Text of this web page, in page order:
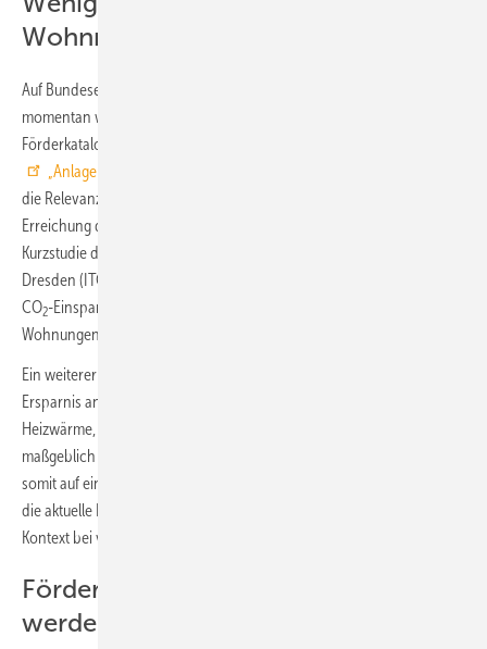
Wohnraumlüftungen
Auf Bundesebene scheint die Lüftungstechnik in der Förderlandschaft
momentan weit unten auf der Prioritätenliste zu stehen. Im
Förderkatalog der BAFA wird sie unter dem unscheinbaren Punkt
„Anlagentechnik“
die Relevanz von Lüftungsanlagen mit Wärmerückgewinnung bei der
Erreichung der Klimaziele deutlich belegt. Erst kürzlich zeigte eine
Kurzstudie des Instituts für Technische Gebäudeausrüstung in
Dresden (ITG), dass Wohnraumlüftungen 5 % der bis 2030 anvisierten
CO2-Einsparungen übernehmen könnten, wenn auch nur 10 % aller
Wohnungen mit ihnen ausgestattet würden.
Ein weiterer Vorteil von Wohnraumlüftungen ist eine erhebliche
Ersparnis an Heizkosten, da Wärmerückgewinnung dem Verlust von
Heizwärme, wie er bei der klassischen Fensterlüftung auftritt,
maßgeblich entgegenwirkt. Wohnraumlüftungen, so die Studie, sollten
somit auf eine Stufe mit erneuerbaren Energien gestellt werden. Dass
die aktuelle Förderlandschaft das nicht widerspiegelt, sorgt in diesem
Kontext bei vielen für Verwunderung.
Förderangebote können kombiniert
werden